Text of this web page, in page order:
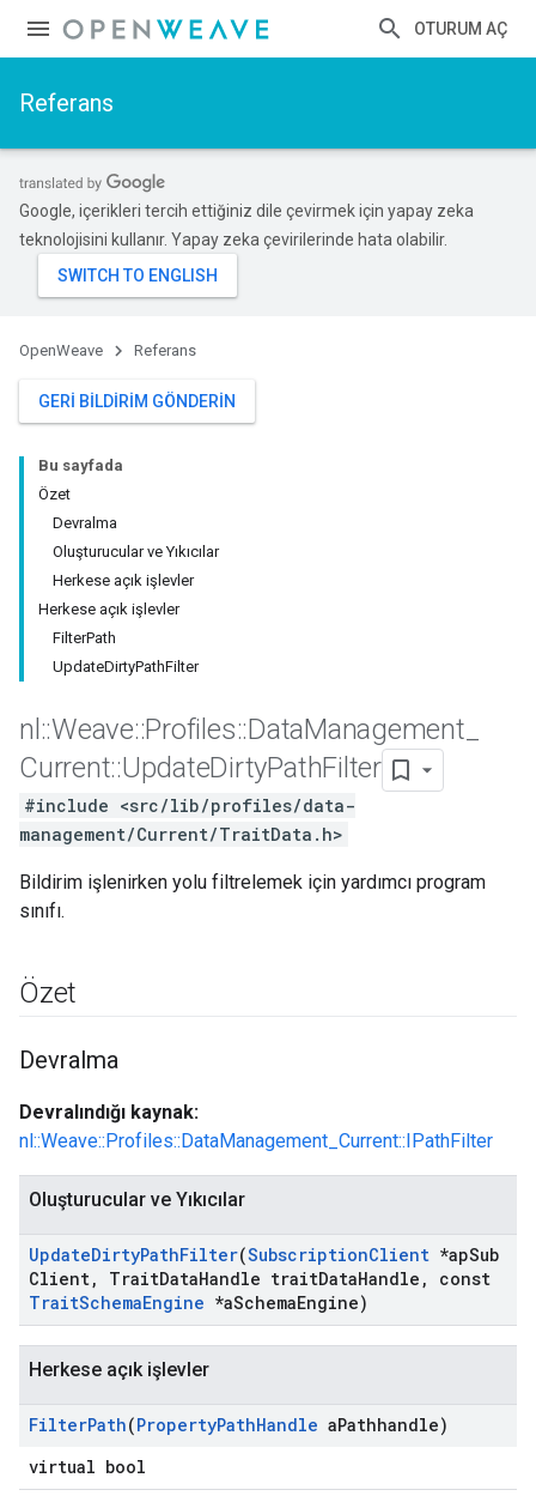
OTURUM AÇ
Referans
Google, içerikleri tercih ettiğiniz dile çevirmek için yapay zeka
teknolojisini kullanır. Yapay zeka çevirilerinde hata olabilir.
OpenWeave Referans
GERI BILDIRIM GÖNDERIN
Bu sayfada
Özet
Devralma
Oluşturucular ve Yıkıcılar
Herkese açık işlevler
Herkese açık işlevler
FilterPath
UpdateDirtyPathFilter
nl ::Weave::Profiles::DataManagement
Current::UpdateDirtyPathFilter
#include <src/lib/profiles/data-
management/Current/TraitData.h>
Bildirim işlenirken yolu filtrelemek için yardımcı program
sınıfı.
Özet
Devralma
Devralındığı kaynak:
nl::Weave::Profiles::DataManagement_Current::IPathFilter
Oluşturucular ve Yıkıcılar
UpdateDirtyPathFilter(SubscriptionClient *apSub
Client, TraitDataHandle traitDataHandle ,
const
TraitSchemaEngine *aSchemaEngine)
Herkese açık işlevler
FilterPath(PropertyPathHandle aPathhandle)
virtual bool